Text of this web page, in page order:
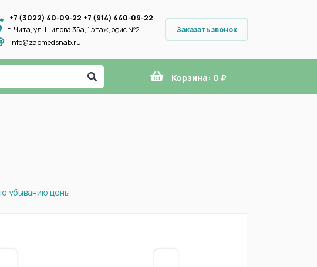
+7 (3022) 40-09-22 +7 (914) 440-09-22
г. Чита, ул. Шилова 35а, 1 этаж, офис №2
info@zabmedsnab.ru
Заказать звонок
Корзина: 0 ₽
убыванию цены